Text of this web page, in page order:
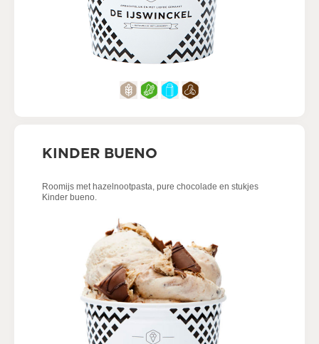
KINDER BUENO
Roomijs met hazelnootpasta, pure chocolade en stukjes
Kinder bueno.